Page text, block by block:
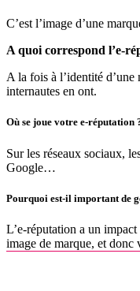
C’est l’image d’une
A quoi correspond l’e-
A la fois à l’identité d’une
internautes en ont.
Où se joue votre e-réputation
Sur les réseaux sociaux,
Google…
Pourquoi est-il important de
L’e-réputation a un
image de marque, et donc